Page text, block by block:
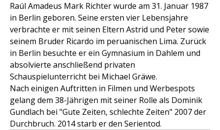
Raúl Amadeus Mark Richter wurde am 31. Januar 1987
in Berlin geboren. Seine ersten vier Lebensjahre
verbrachte er mit seinen Eltern Astrid und Peter sowie
seinem Bruder Ricardo im peruanischen Lima. Zurück
in Berlin besuchte er ein Gymnasium in Dahlem und
absolvierte anschließend privaten
Schauspielunterricht bei Michael Gräwe.
Nach einigen Auftritten in Filmen und Werbespots
gelang dem 38-Jährigen mit seiner Rolle als Dominik
Gundlach bei "Gute Zeiten, schlechte Zeiten" 2007 der
Durchbruch. 2014 starb er den Serientod.